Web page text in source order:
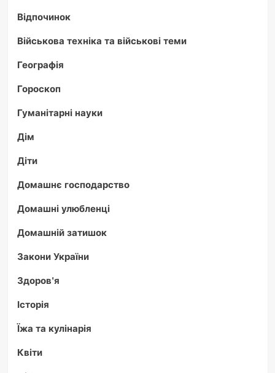
Відпочинок
Військова техніка та військові теми
Географія
Гороскоп
Гуманітарні науки
Дім
Діти
Домашнє господарство
Домашні улюбленці
Домашній затишок
Закони України
Здоров'я
Історія
Їжа та кулінарія
Квіти